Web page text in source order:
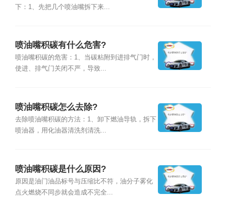
下：1、先把几个喷油嘴拆下来...
喷油嘴积碳有什么危害?
喷油嘴积碳的危害：1、当碳粘附到进排气门时，
使进、排气门关闭不严，导致...
喷油嘴积碳怎么去除?
去除喷油嘴积碳的方法：1、卸下燃油导轨，拆下
喷油器，用化油器清洗剂清洗...
喷油嘴积碳是什么原因?
原因是油门油品标号与压缩比不符，油分子雾化
点火燃烧不同步就会造成不完全...